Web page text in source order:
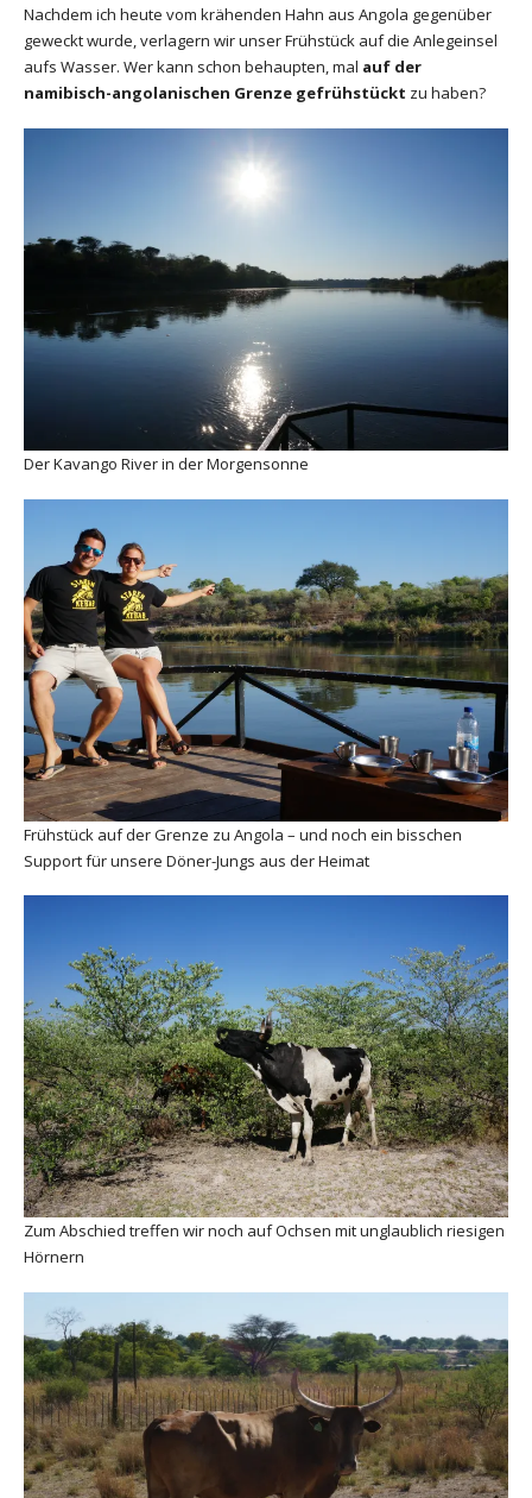
Nachdem ich heute vom krähenden Hahn aus Angola gegenüber
geweckt wurde, verlagern wir unser Frühstück auf die Anlegeinsel
aufs Wasser. Wer kann schon behaupten, mal auf der
namibisch-angolanischen Grenze gefrühstückt zu haben?
Der Kavango River in der Morgensonne
Frühstück auf der Grenze zu Angola – und noch ein bisschen
Support für unsere Döner-Jungs aus der Heimat
Zum Abschied treffen wir noch auf Ochsen mit unglaublich riesigen
Hörnern